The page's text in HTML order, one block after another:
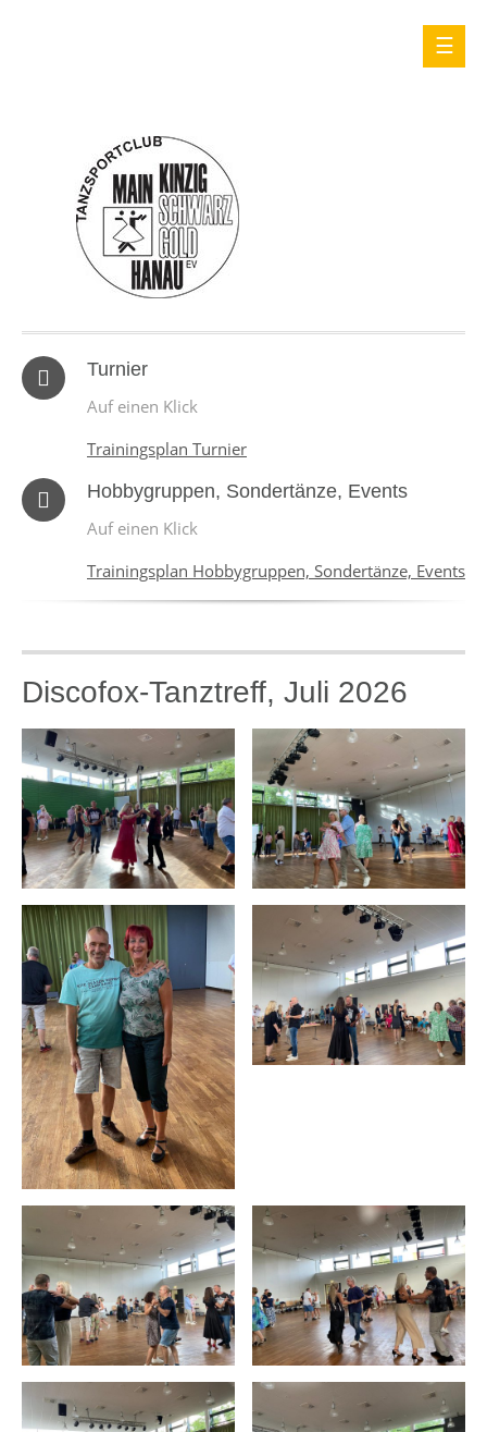
Turnier
Auf einen Klick
Trainingsplan Turnier
Hobbygruppen, Sondertänze, Events
Auf einen Klick
Trainingsplan Hobbygruppen, Sondertänze, Events
Discofox-Tanztreff, Juli 2026